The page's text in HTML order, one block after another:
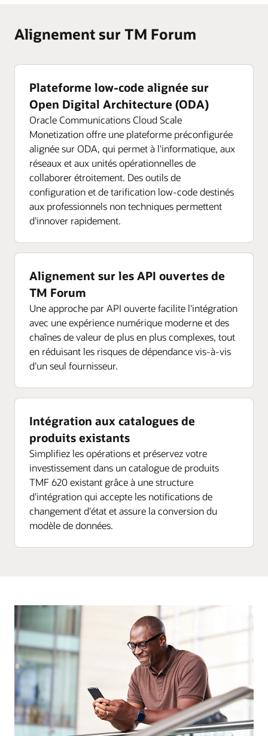
Alignement sur TM Forum
Plateforme low-code alignée sur
Open Digital Architecture (ODA)
Oracle Communications Cloud Scale
Monetization offre une plateforme préconfigurée
alignée sur ODA, qui permet à l'informatique, aux
réseaux et aux unités opérationnelles de
collaborer étroitement. Des outils de
configuration et de tarification low-code destinés
aux professionnels non techniques permettent
d'innover rapidement.
Alignement sur les API ouvertes de
TM Forum
Une approche par API ouverte facilite l'intégration
avec une expérience numérique moderne et des
chaînes de valeur de plus en plus complexes, tout
en réduisant les risques de dépendance vis-à-vis
d'un seul fournisseur.
Intégration aux catalogues de
produits existants
Simplifiez les opérations et préservez votre
investissement dans un catalogue de produits
TMF 620 existant grâce à une structure
d'intégration qui accepte les notifications de
changement d'état et assure la conversion du
modèle de données.